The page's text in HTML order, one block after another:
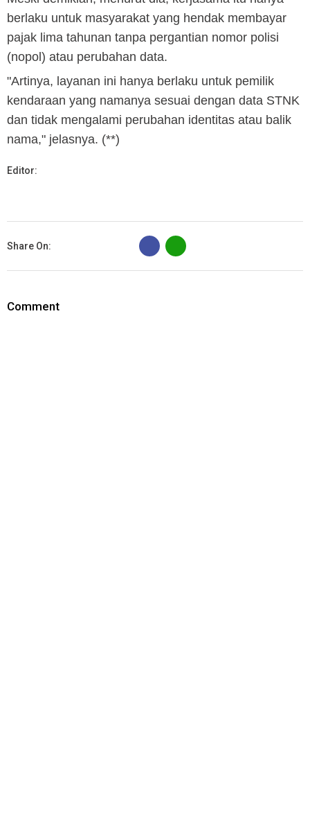
berlaku untuk masyarakat yang hendak membayar
pajak lima tahunan tanpa pergantian nomor polisi
(nopol) atau perubahan data.
"Artinya, layanan ini hanya berlaku untuk pemilik
kendaraan yang namanya sesuai dengan data STNK
dan tidak mengalami perubahan identitas atau balik
nama," jelasnya. (**)
Editor:
Share On:
B
Comment